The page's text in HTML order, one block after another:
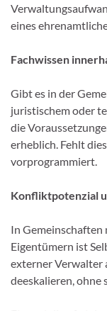
eines
Fachwissen
Gibt es in der
juristischem oder
die
erheblich. Fehlt
vorprogrammiert.
Konfliktpotenzial
In
Eigentümern ist
externer Verwalter
deeskalieren, ohne